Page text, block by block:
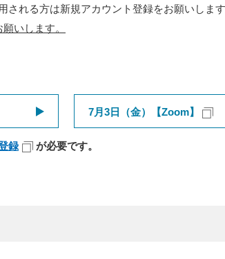
れる方は新規アカウント登録をお願いしま
いします。
7月3日（金）【Zoom】
録 が必要です。